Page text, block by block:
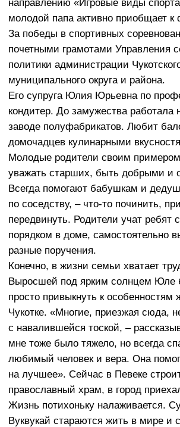
внукам сказки и предания чукотских народов.
Когда дети подрастут, супруги мечтают
отправиться далеко в тундру, к дедушке.
Добраться туда не так-то просто – или на большой
машине, или зимой на снегоходе. Юля говорит,
что местные жители тихие, но очень веселые.
Семейные праздники эта большая семья любит
отмечать в тундре. Обязательным атрибутом
любого праздника стали традиционные чукотские
лепешки, испеченные умелыми мамиными руками.